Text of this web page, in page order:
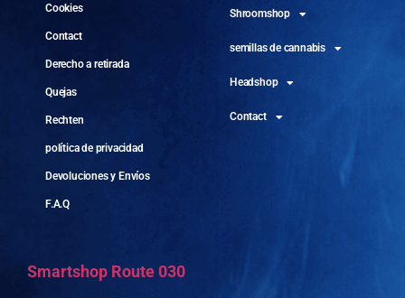
Cookies
Contact
Derecho a retirada
Quejas
Rechten
política de privacidad
Devoluciones y Envíos
F.A.Q
Shroomshop
semillas de cannabis
Headshop
Contact
Smartshop Route 030